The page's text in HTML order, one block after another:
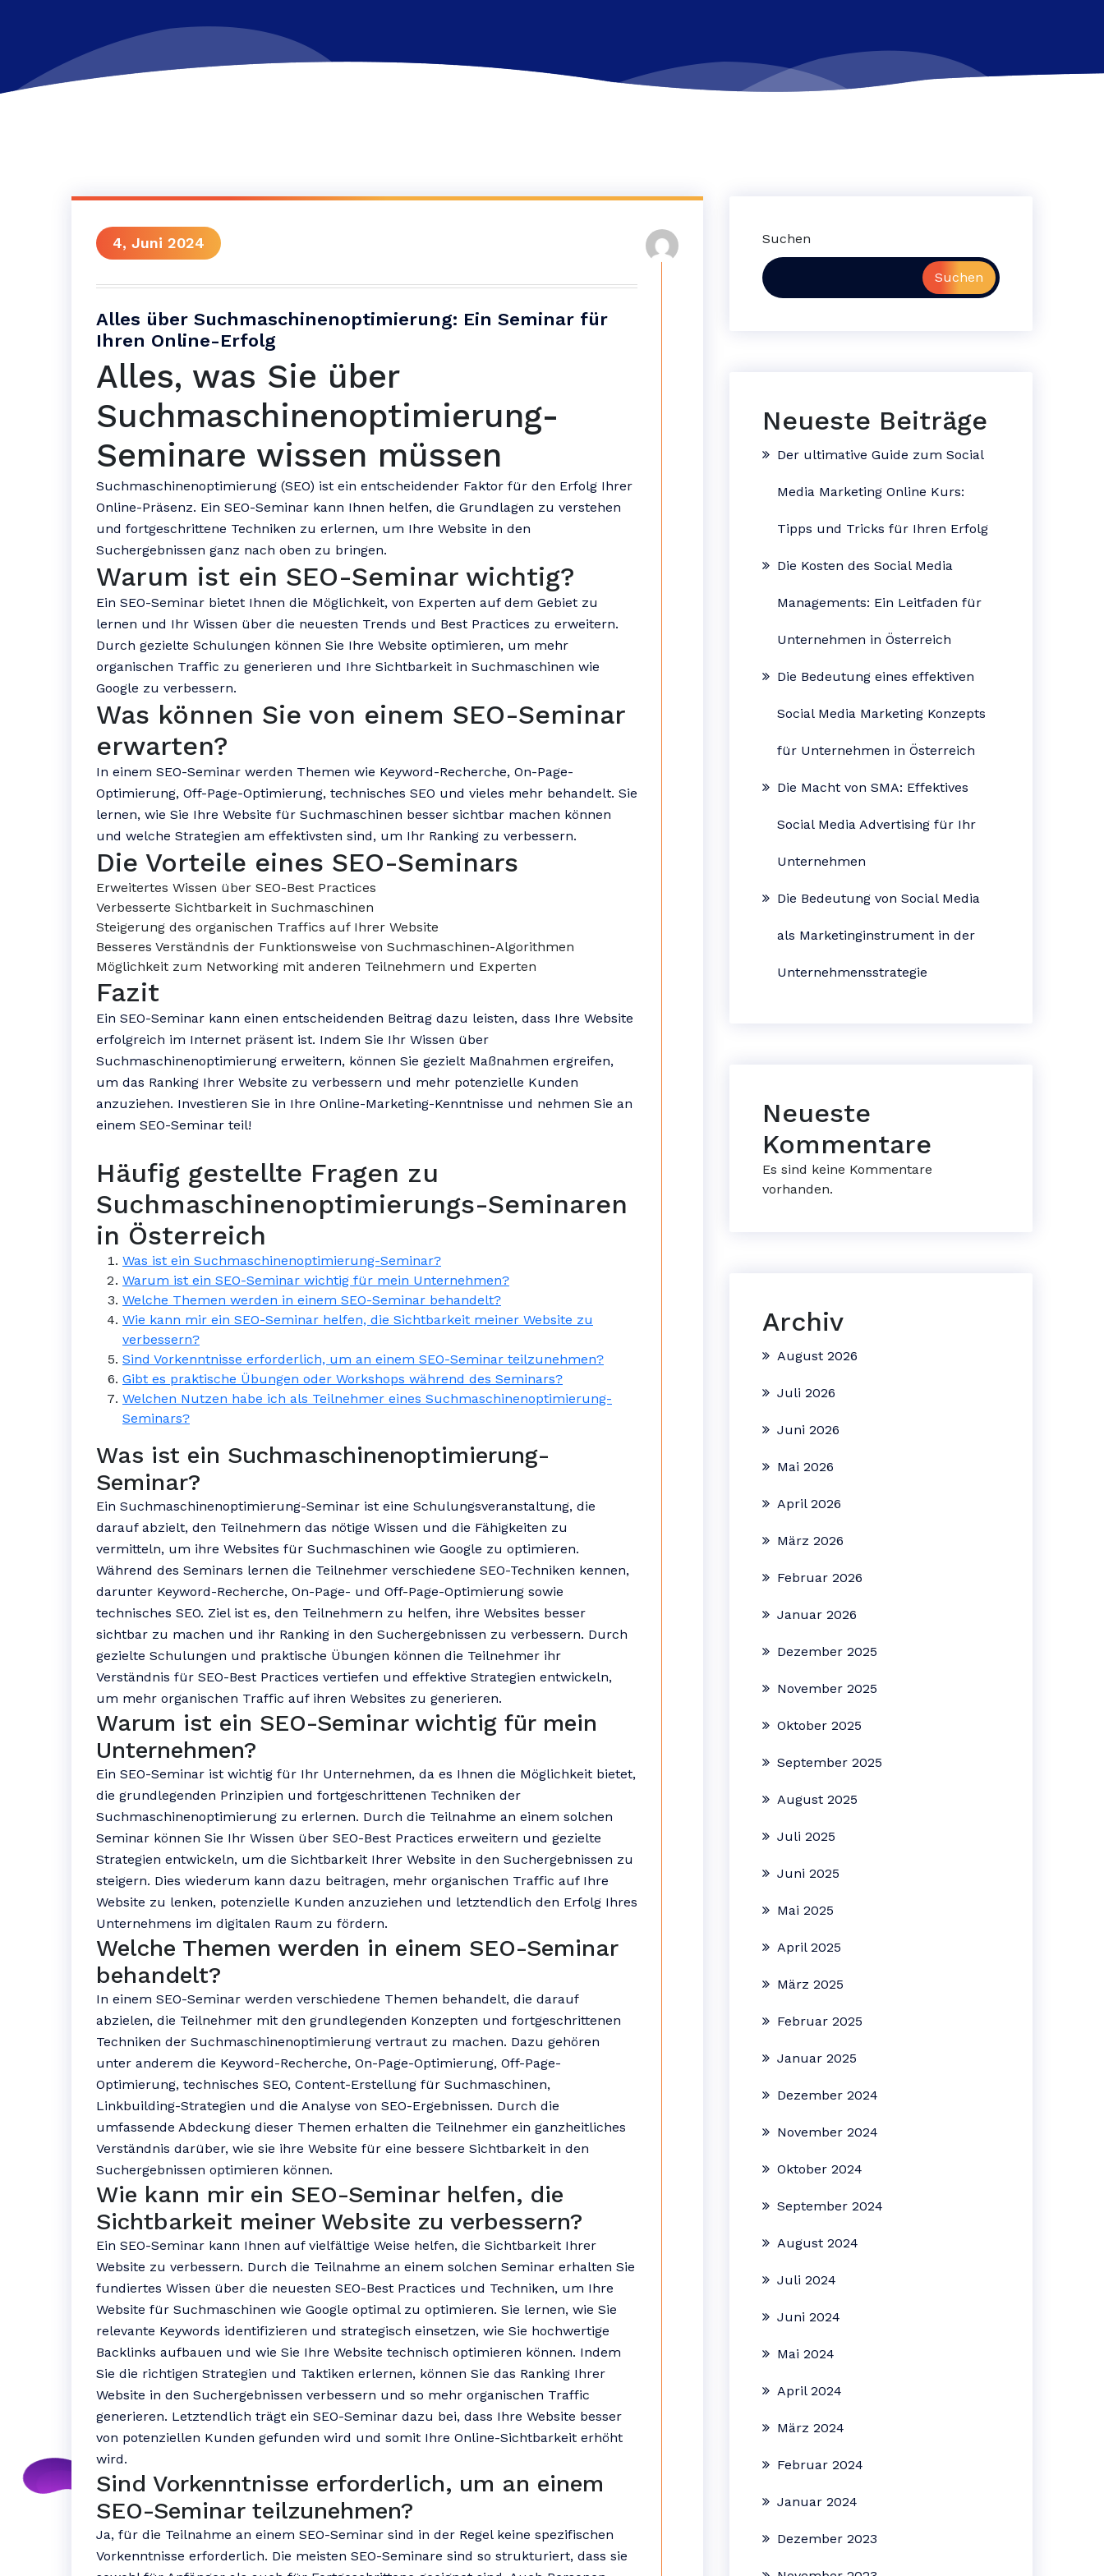
4, Juni 2024
Alles über Suchmaschinenoptimierung: Ein Seminar für
Ihren Online-Erfolg
Alles, was Sie über
Suchmaschinenoptimierung-
Seminare wissen müssen
Suchmaschinenoptimierung (SEO) ist ein entscheidender Faktor für den Erfolg Ihrer
Online-Präsenz. Ein SEO-Seminar kann Ihnen helfen, die Grundlagen zu verstehen
und fortgeschrittene Techniken zu erlernen, um Ihre Website in den
Suchergebnissen ganz nach oben zu bringen.
Warum ist ein SEO-Seminar wichtig?
Ein SEO-Seminar bietet Ihnen die Möglichkeit, von Experten auf dem Gebiet zu
lernen und Ihr Wissen über die neuesten Trends und Best Practices zu erweitern.
Durch gezielte Schulungen können Sie Ihre Website optimieren, um mehr
organischen Traffic zu generieren und Ihre Sichtbarkeit in Suchmaschinen wie
Google zu verbessern.
Was können Sie von einem SEO-Seminar
erwarten?
In einem SEO-Seminar werden Themen wie Keyword-Recherche, On-Page-
Optimierung, Off-Page-Optimierung, technisches SEO und vieles mehr behandelt. Sie
lernen, wie Sie Ihre Website für Suchmaschinen besser sichtbar machen können
und welche Strategien am effektivsten sind, um Ihr Ranking zu verbessern.
Die Vorteile eines SEO-Seminars
Erweitertes Wissen über SEO-Best Practices
Verbesserte Sichtbarkeit in Suchmaschinen
Steigerung des organischen Traffics auf Ihrer Website
Besseres Verständnis der Funktionsweise von Suchmaschinen-Algorithmen
Möglichkeit zum Networking mit anderen Teilnehmern und Experten
Fazit
Ein SEO-Seminar kann einen entscheidenden Beitrag dazu leisten, dass Ihre Website
erfolgreich im Internet präsent ist. Indem Sie Ihr Wissen über
Suchmaschinenoptimierung erweitern, können Sie gezielt Maßnahmen ergreifen,
um das Ranking Ihrer Website zu verbessern und mehr potenzielle Kunden
anzuziehen. Investieren Sie in Ihre Online-Marketing-Kenntnisse und nehmen Sie an
einem SEO-Seminar teil!
Häufig gestellte Fragen zu
Suchmaschinenoptimierungs-Seminaren
in Österreich
Was ist ein Suchmaschinenoptimierung-Seminar?
Warum ist ein SEO-Seminar wichtig für mein Unternehmen?
Welche Themen werden in einem SEO-Seminar behandelt?
Wie kann mir ein SEO-Seminar helfen, die Sichtbarkeit meiner Website zu
verbessern?
Sind Vorkenntnisse erforderlich, um an einem SEO-Seminar teilzunehmen?
Gibt es praktische Übungen oder Workshops während des Seminars?
Welchen Nutzen habe ich als Teilnehmer eines Suchmaschinenoptimierung-
Seminars?
Was ist ein Suchmaschinenoptimierung-
Seminar?
Ein Suchmaschinenoptimierung-Seminar ist eine Schulungsveranstaltung, die
darauf abzielt, den Teilnehmern das nötige Wissen und die Fähigkeiten zu
vermitteln, um ihre Websites für Suchmaschinen wie Google zu optimieren.
Während des Seminars lernen die Teilnehmer verschiedene SEO-Techniken kennen,
darunter Keyword-Recherche, On-Page- und Off-Page-Optimierung sowie
technisches SEO. Ziel ist es, den Teilnehmern zu helfen, ihre Websites besser
sichtbar zu machen und ihr Ranking in den Suchergebnissen zu verbessern. Durch
gezielte Schulungen und praktische Übungen können die Teilnehmer ihr
Verständnis für SEO-Best Practices vertiefen und effektive Strategien entwickeln,
um mehr organischen Traffic auf ihren Websites zu generieren.
Warum ist ein SEO-Seminar wichtig für mein
Unternehmen?
Ein SEO-Seminar ist wichtig für Ihr Unternehmen, da es Ihnen die Möglichkeit bietet,
die grundlegenden Prinzipien und fortgeschrittenen Techniken der
Suchmaschinenoptimierung zu erlernen. Durch die Teilnahme an einem solchen
Seminar können Sie Ihr Wissen über SEO-Best Practices erweitern und gezielte
Strategien entwickeln, um die Sichtbarkeit Ihrer Website in den Suchergebnissen zu
steigern. Dies wiederum kann dazu beitragen, mehr organischen Traffic auf Ihre
Website zu lenken, potenzielle Kunden anzuziehen und letztendlich den Erfolg Ihres
Unternehmens im digitalen Raum zu fördern.
Welche Themen werden in einem SEO-Seminar
behandelt?
In einem SEO-Seminar werden verschiedene Themen behandelt, die darauf
abzielen, die Teilnehmer mit den grundlegenden Konzepten und fortgeschrittenen
Techniken der Suchmaschinenoptimierung vertraut zu machen. Dazu gehören
unter anderem die Keyword-Recherche, On-Page-Optimierung, Off-Page-
Optimierung, technisches SEO, Content-Erstellung für Suchmaschinen,
Linkbuilding-Strategien und die Analyse von SEO-Ergebnissen. Durch die
umfassende Abdeckung dieser Themen erhalten die Teilnehmer ein ganzheitliches
Verständnis darüber, wie sie ihre Website für eine bessere Sichtbarkeit in den
Suchergebnissen optimieren können.
Wie kann mir ein SEO-Seminar helfen, die
Sichtbarkeit meiner Website zu verbessern?
Ein SEO-Seminar kann Ihnen auf vielfältige Weise helfen, die Sichtbarkeit Ihrer
Website zu verbessern. Durch die Teilnahme an einem solchen Seminar erhalten Sie
fundiertes Wissen über die neuesten SEO-Best Practices und Techniken, um Ihre
Website für Suchmaschinen wie Google optimal zu optimieren. Sie lernen, wie Sie
relevante Keywords identifizieren und strategisch einsetzen, wie Sie hochwertige
Backlinks aufbauen und wie Sie Ihre Website technisch optimieren können. Indem
Sie die richtigen Strategien und Taktiken erlernen, können Sie das Ranking Ihrer
Website in den Suchergebnissen verbessern und so mehr organischen Traffic
generieren. Letztendlich trägt ein SEO-Seminar dazu bei, dass Ihre Website besser
von potenziellen Kunden gefunden wird und somit Ihre Online-Sichtbarkeit erhöht
wird.
Sind Vorkenntnisse erforderlich, um an einem
SEO-Seminar teilzunehmen?
Ja, für die Teilnahme an einem SEO-Seminar sind in der Regel keine spezifischen
Vorkenntnisse erforderlich. Die meisten SEO-Seminare sind so strukturiert, dass sie
Suchen
Suchen
Neueste Beiträge
Der ultimative Guide zum Social
Media Marketing Online Kurs:
Tipps und Tricks für Ihren Erfolg
Die Kosten des Social Media
Managements: Ein Leitfaden für
Unternehmen in Österreich
Die Bedeutung eines effektiven
Social Media Marketing Konzepts
für Unternehmen in Österreich
Die Macht von SMA: Effektives
Social Media Advertising für Ihr
Unternehmen
Die Bedeutung von Social Media
als Marketinginstrument in der
Unternehmensstrategie
Neueste
Kommentare
Es sind keine Kommentare
vorhanden.
Archiv
August 2026
Juli 2026
Juni 2026
Mai 2026
April 2026
März 2026
Februar 2026
Januar 2026
Dezember 2025
November 2025
Oktober 2025
September 2025
August 2025
Juli 2025
Juni 2025
Mai 2025
April 2025
März 2025
Februar 2025
Januar 2025
Dezember 2024
November 2024
Oktober 2024
September 2024
August 2024
Juli 2024
Juni 2024
Mai 2024
April 2024
März 2024
Februar 2024
Januar 2024
Dezember 2023